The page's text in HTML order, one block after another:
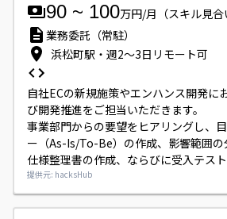
90 ~ 100万円/月 （スキル見合
業務委託（常駐）
浜松町駅・週2〜3日リモート可
自社ECの新規施策やエンハンス開発に
び開発推進をご担当いただきます。
事業部門からの要望をヒアリングし、
ー（As-Is/To-Be）の作成、影響範囲の
仕様整理書の作成、ならびに受入テス
ていただきます。
実装作業は行わず、上流工程とデリバ
ジションです。
提供元: hacksHub